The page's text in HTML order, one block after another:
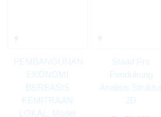
PEMBANGUNAN
EKONOMI
BERBASIS
KEMITRAAN
LOKAL: Model
Staad Pro
Pendukung
Analisis Struktur
2D